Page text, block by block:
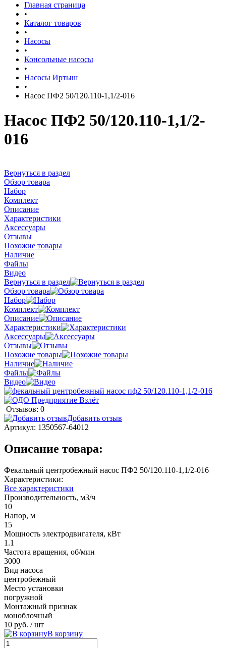
Главная страница
•
Каталог товаров
•
Насосы
•
Консольные насосы
•
Насосы Иртыш
•
Насос ПФ2 50/120.110-1,1/2-016
Насос ПФ2 50/120.110-1,1/2-
016
Вернуться в раздел
Обзор товара
Набор
Комплект
Описание
Характеристики
Аксессуары
Отзывы
Похожие товары
Наличие
Файлы
Видео
Вернуться в раздел
Обзор товара
Набор
Комплект
Описание
Характеристики
Аксессуары
Отзывы
Похожие товары
Наличие
Файлы
Видео
Отзывов: 0
Добавить отзыв
Артикул: 1350567-64012
Описание товара:
Фекальный центробежный насос ПФ2 50/120.110-1,1/2-016
Характеристики:
Все характеристики
Производительность, м3/ч
10
Напор, м
15
Мощность электродвигателя, кВт
1.1
Частота вращения, об/мин
3000
Вид насоса
центробежный
Место установки
погружной
Монтажный признак
моноблочный
10 руб. / шт
В корзину